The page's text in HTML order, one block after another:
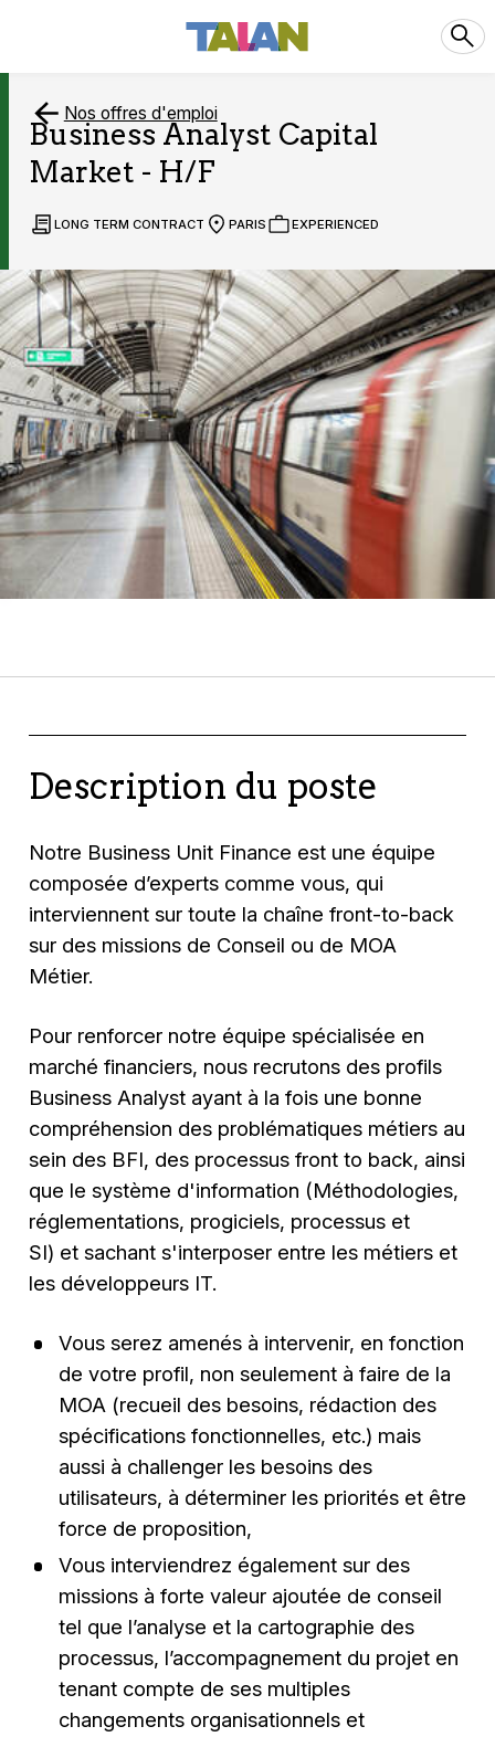
Nos offres d'emploi
Business Analyst Capital
Market - H/F
LONG TERM CONTRACT PARIS EXPERIENCED
Description du poste
Notre Business Unit Finance est une équipe
composée d’experts comme vous, qui
interviennent sur toute la chaîne front-to-back
sur des missions de Conseil ou de MOA
Métier.
Pour renforcer notre équipe spécialisée en
marché financiers, nous recrutons des profils
Business Analyst ayant à la fois une bonne
compréhension des problématiques métiers au
sein des BFI, des processus front to back, ainsi
que le système d'information (Méthodologies,
réglementations, progiciels, processus et
SI) et sachant s'interposer entre les métiers et
les développeurs IT.
Vous serez amenés à intervenir, en fonction
de votre profil, non seulement à faire de la
MOA (recueil des besoins, rédaction des
spécifications fonctionnelles, etc.) mais
aussi à challenger les besoins des
utilisateurs, à déterminer les priorités et être
force de proposition,
Vous interviendrez également sur des
missions à forte valeur ajoutée de conseil
tel que l’analyse et la cartographie des
processus, l’accompagnement du projet en
tenant compte de ses multiples
changements organisationnels et